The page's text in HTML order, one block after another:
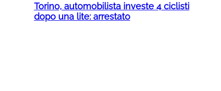
Torino, automobilista investe 4 ciclisti
dopo una lite: arrestato